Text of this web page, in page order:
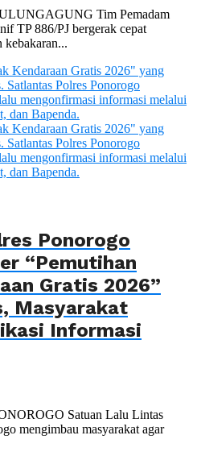
Tim Pemadam
TP 886/PJ bergerak cepat
kebakaran...
Ponorogo
“Pemutihan
Gratis 2026”
Masyarakat
Informasi
Satuan Lalu Lintas
mengimbau masyarakat agar